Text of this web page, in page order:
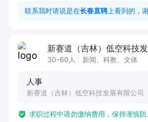
资源，熟悉地质勘探、安防监测等
能力、团队管理能力与目标执行力
设备、微航磁、周界雷达的产品原
4.薪资福利：（1）薪资待遇：薪资
联系我时请说是在长春直聘 上看到的，
新赛道（吉林）低空科技
30-60人 新闻、科教、文体
人事
新赛道（吉林）低空科技发展有限公司
求职过程中请勿缴纳费用，保持谨慎防